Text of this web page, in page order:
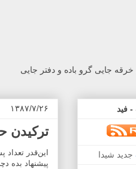
جایی گرو باده و دفتر جایی
۱۳۸۷/۷/۲۶
ترکیدن
این‌قدر
پیشنهاد بده
فید
جدید شیدا